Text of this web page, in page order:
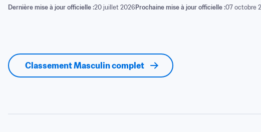
Dernière mise à jour officielle :20 juillet 2026 Prochaine mise à jour officielle :07 octobre
Classement Masculin complet